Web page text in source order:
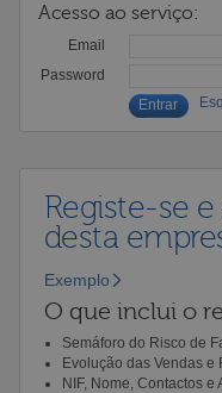
Acesso ao serviço:
Email
Password
Registe-se
desta
Exemplo
O que inclui o
Semáforo do Risco de
Evolução das Vendas e
NIF, Nome, Contactos